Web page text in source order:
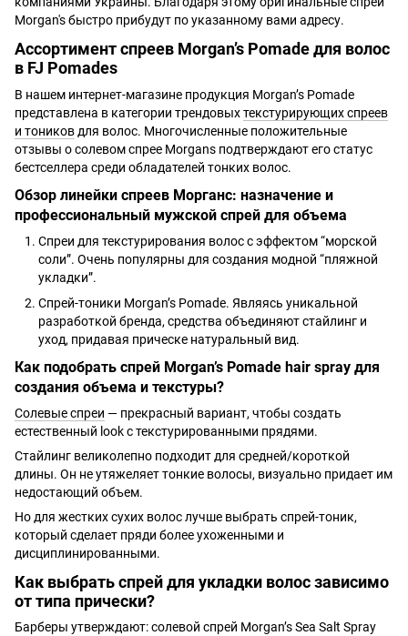
Morgan's быстро прибудут по указанному вами адресу.
Ассортимент спреев Morgan’s Pomade для волос
в FJ Pomades
В нашем интернет-магазине продукция Morgan’s Pomade
представлена в категории трендовыхтекстурирующих спреев
и тоников для волос. Многочисленные положительные
отзывы о солевом спрее Morgans подтверждают его статус
бестселлера среди обладателей тонких волос.
Обзор линейки спреев Морганс: назначение и
профессиональный мужской спрей для объема
Спреи для текстурирования волос с эффектом “морской
соли”. Очень популярны для создания модной “пляжной
укладки”.
Спрей-тоники Morgan’s Pomade. Являясь уникальной
разработкой бренда, средства объединяют стайлинг и
уход, придавая прическе натуральный вид.
Как подобрать спрей Morgan’s Pomade hair spray для
создания объема и текстуры?
Солевые спреи — прекрасный вариант, чтобы создать
естественный look с текстурированными прядями.
Стайлинг великолепно подходит для средней/короткой
длины. Он не утяжеляет тонкие волосы, визуально придает им
недостающий объем.
Но для жестких сухих волос лучше выбрать спрей-тоник,
который сделает пряди более ухоженными и
дисциплинированными.
Как выбрать спрей для укладки волос зависимо
от типа прически?
Барберы утверждают: солевой спрей Morgan’s Sea Salt Spray